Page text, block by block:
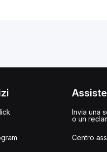
Invia una
o un
Centro